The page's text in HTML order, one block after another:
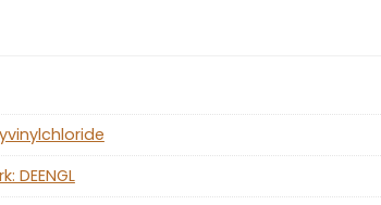
DEENGL